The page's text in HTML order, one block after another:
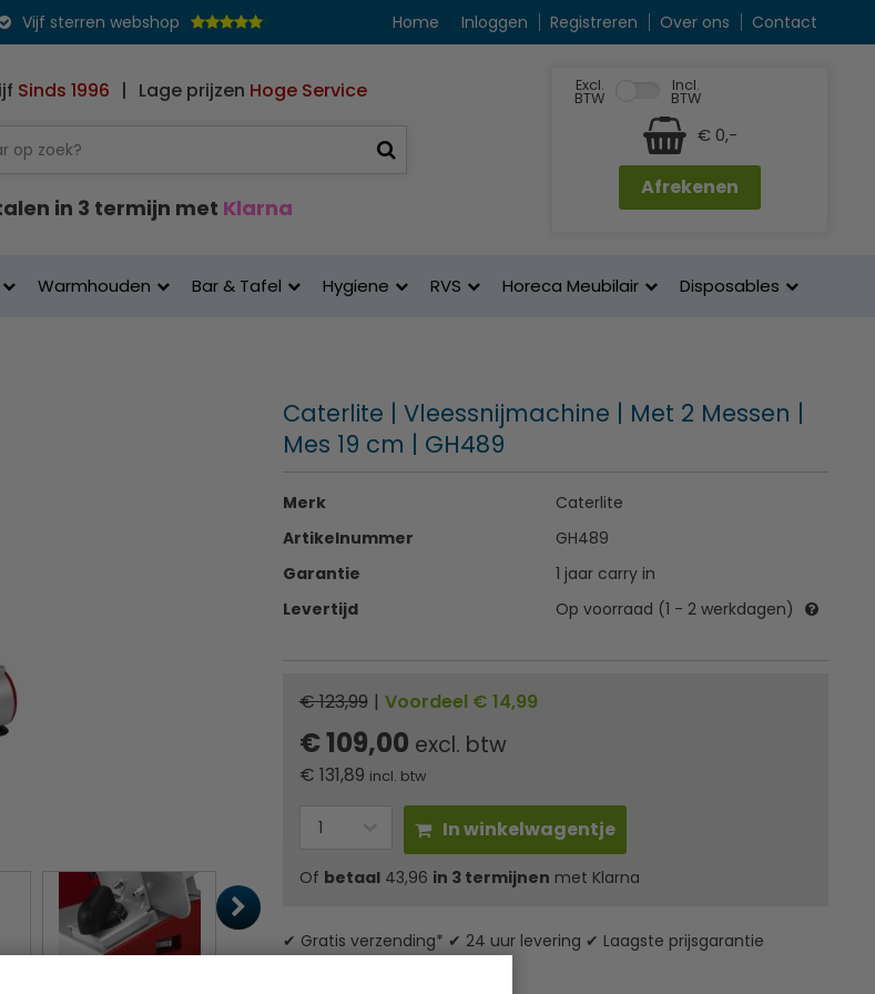
Vijf sterren webshop Home Inloggen Registreren Over ons Contact
Sinds 1996 | Lage prijzen Hoge Service
in 3 termijn met Klarna
Excl.
BTW
Incl.
BTW
€ 0,-
Afrekenen
Warmhouden Bar & Tafel Hygiene RVS Horeca Meubilair Disposables
Caterlite | Vleessnijmachine | Met 2 Messen |
Mes 19 cm | GH489
Merk
Caterlite
Artikelnummer
GH489
Garantie
1 jaar carry in
Levertijd
Op voorraad (1 - 2 werkdagen)
€ 123,99 | Voordeel € 14,99
€ 109,00 excl. btw
€ 131,89 incl. btw
In winkelwagentje
Of betaal43,96 in 3 termijnen met Klarna
✔ Gratis verzending* ✔ 24 uur levering ✔ Laagste prijsgarantie